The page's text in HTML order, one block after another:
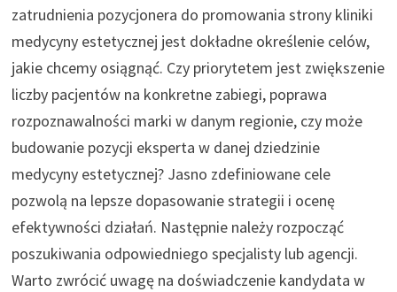
zatrudnienia pozycjonera do promowania strony kliniki
medycyny estetycznej jest dokładne określenie celów,
jakie chcemy osiągnąć. Czy priorytetem jest zwiększenie
liczby pacjentów na konkretne zabiegi, poprawa
rozpoznawalności marki w danym regionie, czy może
budowanie pozycji eksperta w danej dziedzinie
medycyny estetycznej? Jasno zdefiniowane cele
pozwolą na lepsze dopasowanie strategii i ocenę
efektywności działań. Następnie należy rozpocząć
poszukiwania odpowiedniego specjalisty lub agencji.
Warto zwrócić uwagę na doświadczenie kandydata w